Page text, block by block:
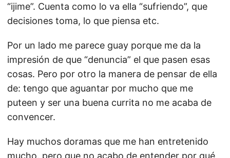
“ijime”. Cuenta como lo va ella “sufriendo”, que
decisiones toma, lo que piensa etc.
Por un lado me parece guay porque me da la
impresión de que “denuncia” el que pasen esas
cosas. Pero por otro la manera de pensar de ella
de: tengo que aguantar por mucho que me
puteen y ser una buena currita no me acaba de
convencer.
Hay muchos doramas que me han entretenido
mucho, pero que no acabo de entender por qué